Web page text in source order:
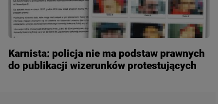
Karnista: policja nie ma podstaw prawnych
do publikacji wizerunków protestujących